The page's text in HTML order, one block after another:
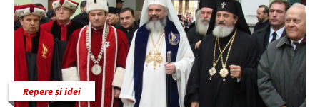
Repere și idei